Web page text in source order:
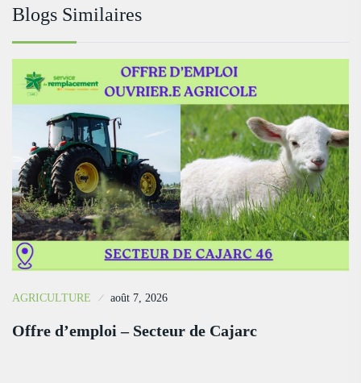
Blogs Similaires
AGRICULTURE août 7, 2026
Offre d’emploi – Secteur de Cajarc